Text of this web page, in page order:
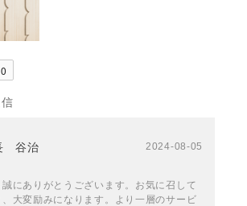
0
谷治 2024-08-05
誠にありがとうございます。お気に召して
大変励みになります。より一層のサービ